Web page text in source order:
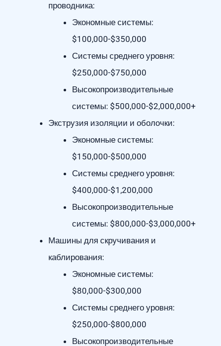
проводника:
Экономные системы:
$100,000-$350,000
Системы среднего уровня:
$250,000-$750,000
Высокопроизводительные
системы: $500,000-$2,000,000+
Экструзия изоляции и оболочки:
Экономные системы:
$150,000-$500,000
Системы среднего уровня:
$400,000-$1,200,000
Высокопроизводительные
системы: $800,000-$3,000,000+
Машины для скручивания и
каблирования:
Экономные системы:
$80,000-$300,000
Системы среднего уровня:
$250,000-$800,000
Высокопроизводительные